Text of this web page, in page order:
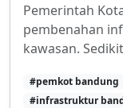
Pemerintah
pembenahan
kawasan.
#pemkot bandung
#infrastruktur